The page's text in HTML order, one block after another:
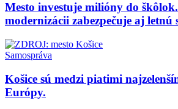
Mesto investuje milióny do
modernizácii zabezpečuje aj
Samospráva
Košice sú medzi piatimi
Európy.